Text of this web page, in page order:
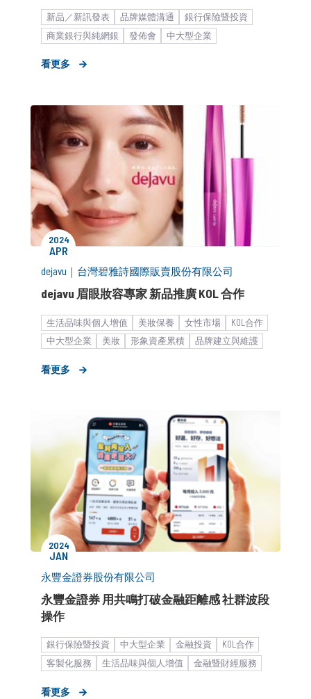
​新品／新訊發表 品牌媒體溝通
銀行保險暨投資
商業銀行與純網銀
發佈會
中大型企業
看更多
2024
APR
dejavu ｜ 台灣碧雅詩國際販賣股份有限公司
dejavu 眉眼妝容專家 新品推廣 KOL 合作
生活品味與個人增值 美妝保養 女性市場
KOL合作
中大型企業
美妝 形象資產累積
品牌建立與維護
公關顧問解決方案
看更多
2024
JAN
永豐金證券股份有限公司
永豐金證券 用共鳴打破金融距離感 社群波段
操作
銀行保險暨投資 中大型企業 金融投資
KOL合作
客製化服務
生活品味與個人增值
金融暨財經服務
看更多